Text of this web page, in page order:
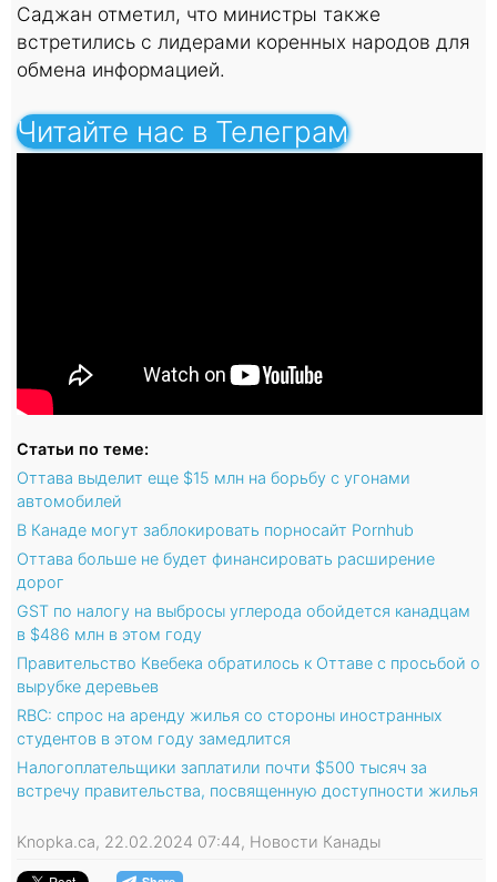
Саджан отметил, что министры также
встретились с лидерами коренных народов для
обмена информацией.
Читайте нас в Телеграм
Статьи по теме:
Оттава выделит еще $15 млн на борьбу с угонами
автомобилей
В Канаде могут заблокировать порносайт Pornhub
Оттава больше не будет финансировать расширение
дорог
GST по налогу на выбросы углерода обойдется канадцам
в $486 млн в этом году
Правительство Квебека обратилось к Оттаве с просьбой о
вырубке деревьев
RBC: спрос на аренду жилья со стороны иностранных
студентов в этом году замедлится
Налогоплательщики заплатили почти $500 тысяч за
встречу правительства, посвященную доступности жилья
Knopka.ca, 22.02.2024 07:44, Новости Канады